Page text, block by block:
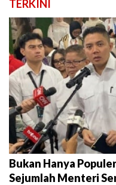
TERKINI
Bukan Hanya
Sejumlah Menteri